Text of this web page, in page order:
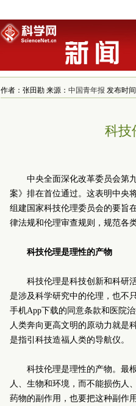
作者：张田勘 来源： 中国青年报 发布时间
科技
中央全面深化改革委员会第
案》排在首位通过。这表明中央
组建国家科技伦理委员会的要旨
律法规和伦理审查规则，规范各
科技伦理是理性的产物
科技伦理是科技创新和科研
是涉及科学研究中的伦理，也不
手机App下载的同意条款和医院
人类奔向更高文明的原动力就是
是指引科技造福人类的导航仪。
科技伦理是理性的产物。最
人、生物和环境，而不能损伤
药物的副作用，也要把这种副作